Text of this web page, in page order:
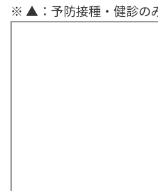
※ ▲：予防接種・健診の